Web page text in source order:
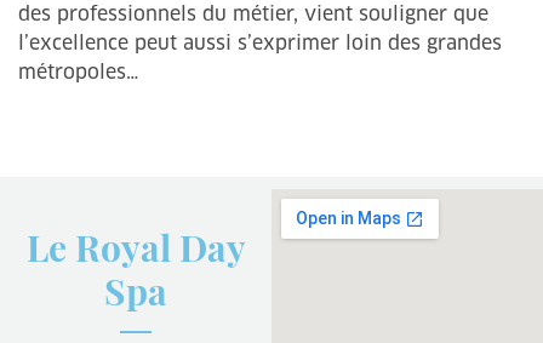
des professionnels du métier, vient souligner que
l’excellence peut aussi s’exprimer loin des grandes
métropoles…
Le Royal Day
Spa